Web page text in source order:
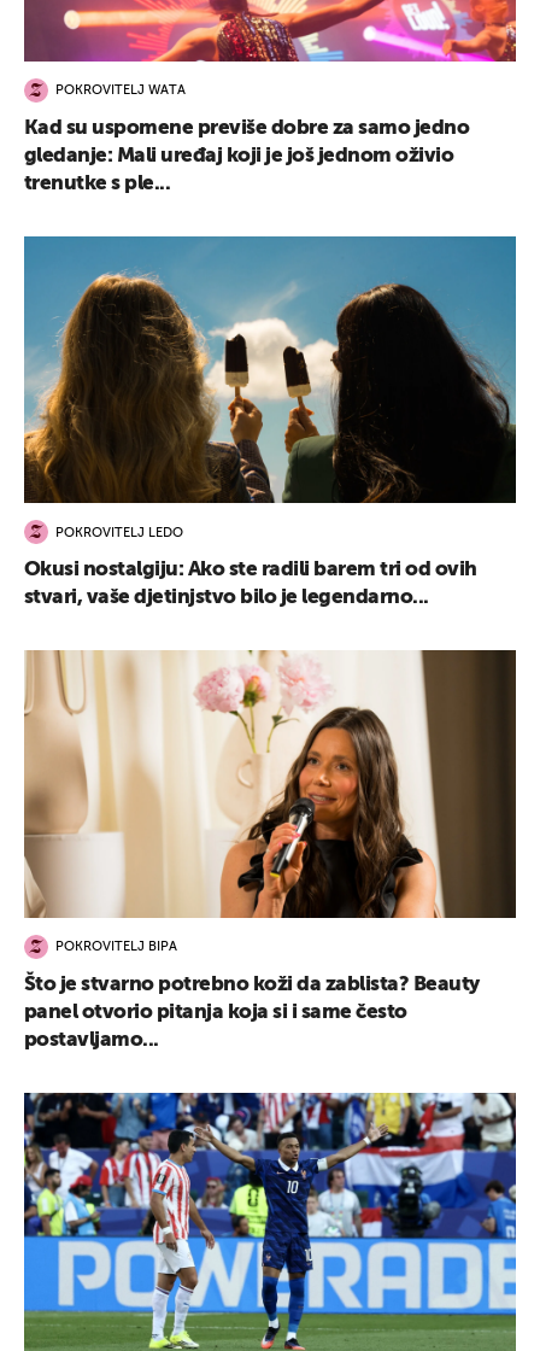
POKROVITELJ WATA
Kad su uspomene previše dobre za samo jedno
gledanje: Mali uređaj koji je još jednom oživio
trenutke s ple...
POKROVITELJ LEDO
Okusi nostalgiju: Ako ste radili barem tri od ovih
stvari, vaše djetinjstvo bilo je legendarno...
POKROVITELJ BIPA
Što je stvarno potrebno koži da zablista? Beauty
panel otvorio pitanja koja si i same često
postavljamo...